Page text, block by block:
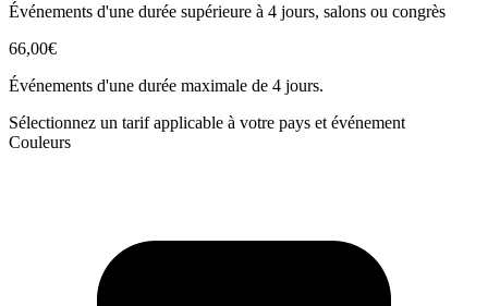
Événements d'une durée supérieure à 4 jours, salons ou congrès
66,00€
Événements d'une durée maximale de 4 jours.
Sélectionnez un tarif applicable à votre pays et événement
Couleurs